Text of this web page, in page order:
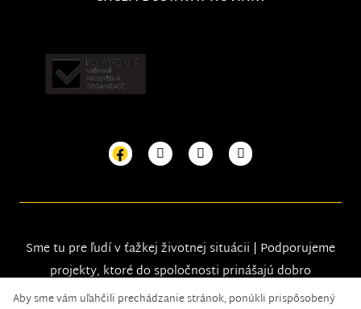
Sme tu pre ľudí v ťažkej životnej situácii | Podporujeme
projekty, ktoré do spoločnosti prinášajú dobro
Aby sme vám uľahčili prechádzanie stránok, ponúkli prispôsobený